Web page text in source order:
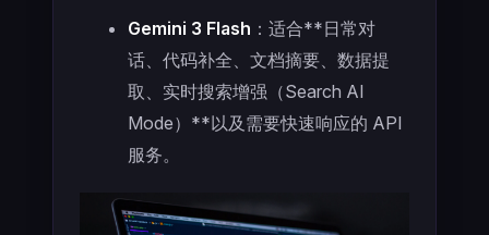
Gemini 3 Flash ：适合**日常对
话、代码补全、文档摘要、数据提
取、实时搜索增强（Search AI
Mode）**以及需要快速响应的 API
服务。